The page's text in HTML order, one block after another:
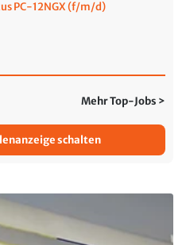
PC-12NGX (f/m/d)
Mehr Top-Jobs >
schalten